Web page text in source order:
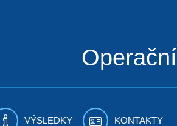
VÝSLEDKY KONTAKTY